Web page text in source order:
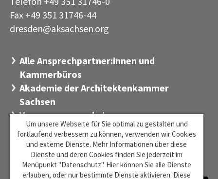
Fax +49 351 31746-44
dresden@aksachsen·org
Alle Ansprechpartner:innen und
Kammerbüros
Akademie der Architektenkammer
Sachsen
Versorgungswerk der
Architektenkammer Sachsen
Stiftung Sächsischer Architekten
Zentrum für Baukultur Sachsen
Um unsere Webseite für Sie optimal zu gestalten und
fortlaufend verbessern zu können, verwenden wir Cookies
und externe Dienste. Mehr Informationen über diese
Dienste und deren Cookies finden Sie jederzeit im
Menüpunkt "Datenschutz". Hier können Sie alle Dienste
erlauben, oder nur bestimmte Dienste aktivieren. Diese